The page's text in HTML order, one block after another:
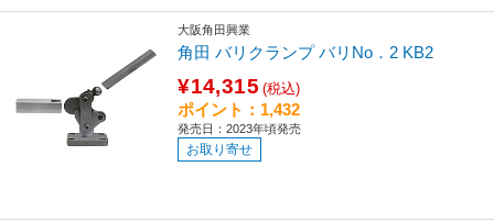
大阪角田興業
角田 バリクランプ バリNo．2 KB2
¥14,315 (税込)
ポイント：1,432
発売日：2023年頃発売
お取り寄せ